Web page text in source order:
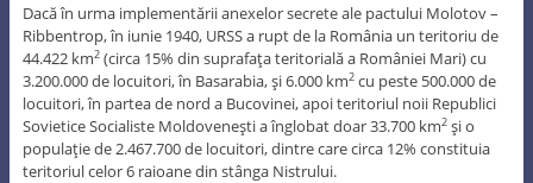
Dacă în urma implementării anexelor secrete ale pactului Molotov –
Ribbentrop, în iunie 1940, URSS a rupt de la România un teritoriu de
44.422 km2(circa 15% din suprafaţa teritorială a României Mari) cu
3.200.000 de locuitori, în Basarabia, şi 6.000 km2cu peste 500.000 de
locuitori, în partea de nord a Bucovinei, apoi teritoriul noii Republici
Sovietice Socialiste Moldoveneşti a înglobat doar 33.700 km2şi o
populaţie de 2.467.700 de locuitori, dintre care circa 12% constituia
teritoriul celor 6 raioane din stânga Nistrului.